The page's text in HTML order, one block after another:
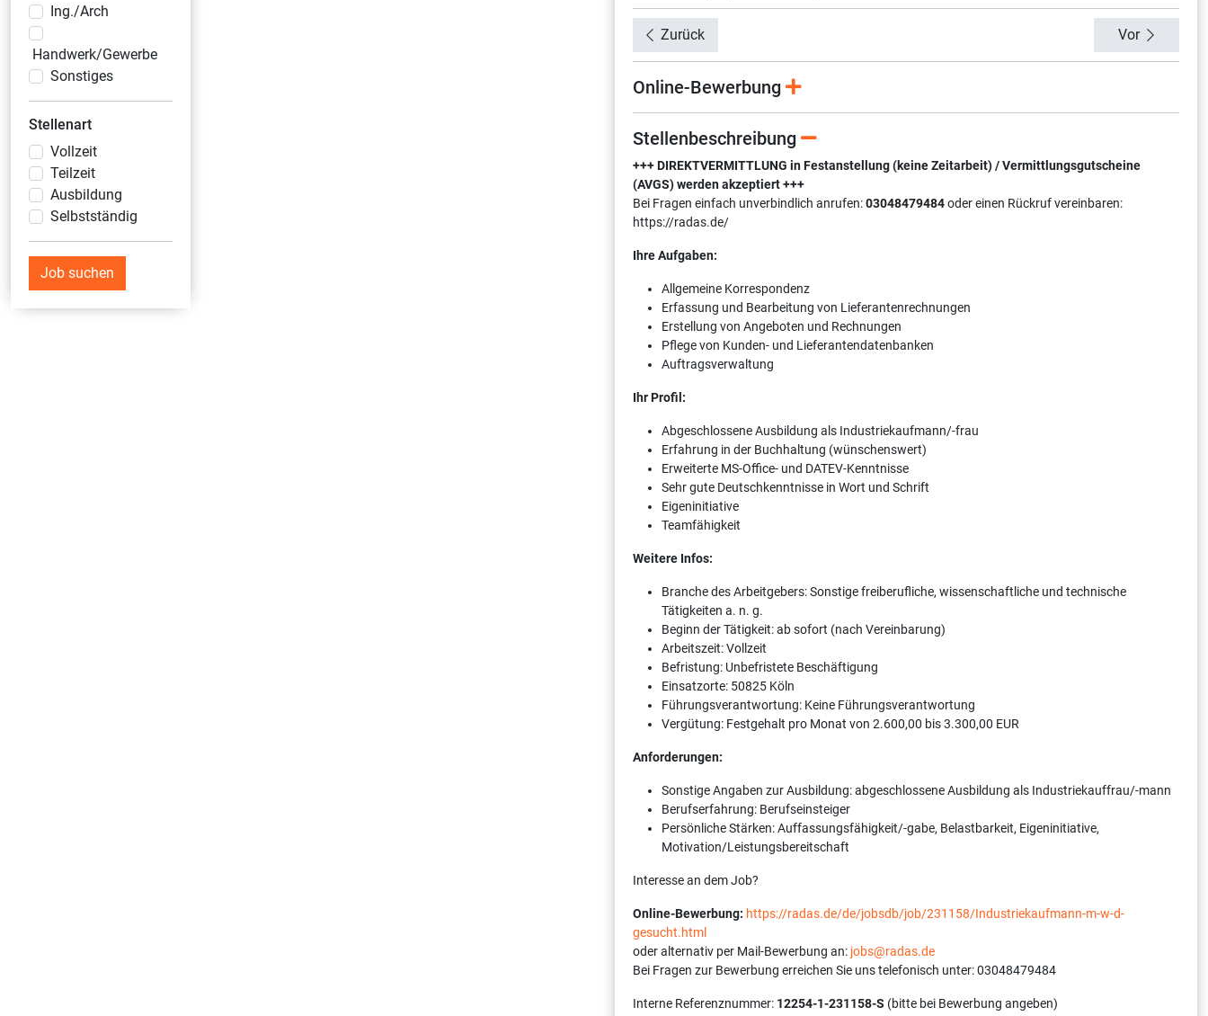
Ing./Arch
Handwerk/Gewerbe
Sonstiges
Stellenart
Vollzeit
Teilzeit
Ausbildung
Selbstständig
Job suchen
Zurück Vor
Online-Bewerbung
Stellenbeschreibung
+++ DIREKTVERMITTLUNG in Festanstellung (keine Zeitarbeit) / Vermittlungsgutscheine
(AVGS) werden akzeptiert +++
Bei Fragen einfach unverbindlich anrufen:03048479484oder einen Rückruf vereinbaren:
https://radas.de/
Ihre Aufgaben:
Allgemeine Korrespondenz
Erfassung und Bearbeitung von Lieferantenrechnungen
Erstellung von Angeboten und Rechnungen
Pflege von Kunden- und Lieferantendatenbanken
Auftragsverwaltung
Ihr Profil:
Abgeschlossene Ausbildung als Industriekaufmann/-frau
Erfahrung in der Buchhaltung (wünschenswert)
Erweiterte MS-Office- und DATEV-Kenntnisse
Sehr gute Deutschkenntnisse in Wort und Schrift
Eigeninitiative
Teamfähigkeit
Weitere Infos:
Branche des Arbeitgebers: Sonstige freiberufliche, wissenschaftliche und technische
Tätigkeiten a. n. g.
Beginn der Tätigkeit: ab sofort (nach Vereinbarung)
Arbeitszeit: Vollzeit
Befristung: Unbefristete Beschäftigung
Einsatzorte: 50825 Köln
Führungsverantwortung: Keine Führungsverantwortung
Vergütung: Festgehalt pro Monat von 2.600,00 bis 3.300,00 EUR
Anforderungen:
Sonstige Angaben zur Ausbildung: abgeschlossene Ausbildung als Industriekauffrau/-mann
Berufserfahrung: Berufseinsteiger
Persönliche Stärken: Auffassungsfähigkeit/-gabe, Belastbarkeit, Eigeninitiative,
Motivation/Leistungsbereitschaft
Interesse an dem Job?
Online-Bewerbung: https://radas.de/de/jobsdb/job/231158/Industriekaufmann-m-w-d-
gesucht.html
oder alternativ per Mail-Bewerbung an: jobs@radas.de
Bei Fragen zur Bewerbung erreichen Sie uns telefonisch unter: 03048479484
Interne Referenznummer: 12254-1-231158-S (bitte bei Bewerbung angeben)